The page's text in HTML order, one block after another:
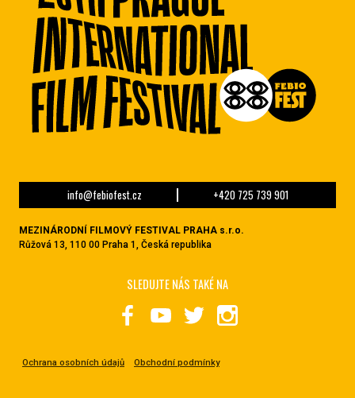
info@febiofest.cz +420 725 739 901
MEZINÁRODNÍ FILMOVÝ FESTIVAL PRAHA s.r.o.
Růžová 13, 110 00 Praha 1, Česká republika
Ochrana osobních údajů Obchodní podmínky
SLEDUJTE NÁS TAKÉ NA